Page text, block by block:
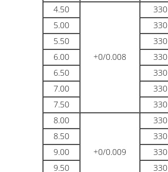
4.50
+0/0.008
330
5.00
330
5.50
330
6.00
330
6.50
330
7.00
330
7.50
330
8.00
+0/0.009
330
8.50
330
9.00
330
9.50
330